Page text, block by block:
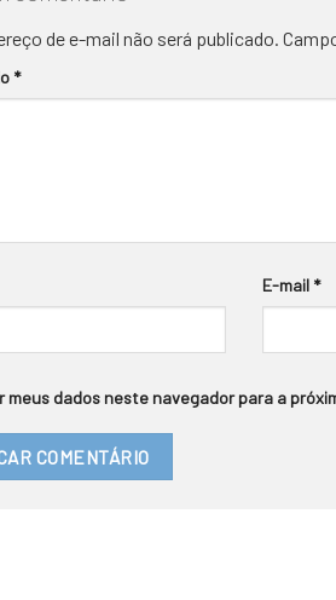
de e-mail não será publicado.
*
E-mail *
meus dados neste navegador para a